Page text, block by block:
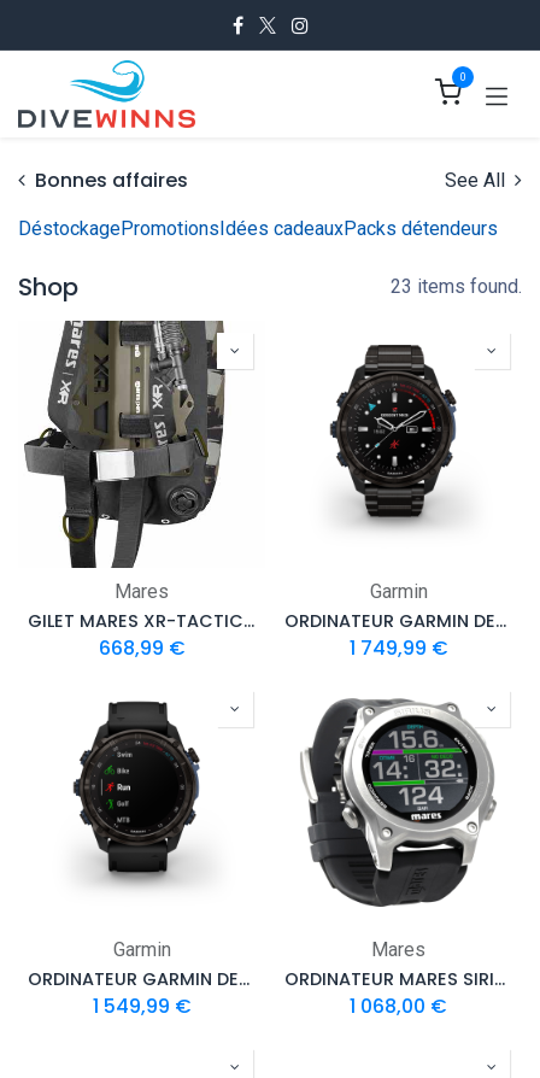
0
Bonnes affaires See All
DéstockagePromotionsIdées cadeauxPacks détendeurs
Shop 23 items found.
Mares
GILET MARES XR-TACTICAL GREEN SINGLE BACKMOUNT SET
668,99 €
Garmin
ORDINATEUR GARMIN DESCENT MK3I 51mm TITANIUM
1 749,99 €
Garmin
ORDINATEUR GARMIN DESCENT MK3I 51mm
1 549,99 €
Mares
ORDINATEUR MARES SIRIUS AVEC EMETTEUR
1 068,00 €